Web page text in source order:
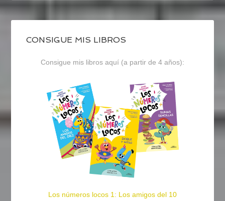
CONSIGUE MIS LIBROS
Consigue mis libros aquí (a partir de 4 años):
Los números locos 1: Los amigos del 10